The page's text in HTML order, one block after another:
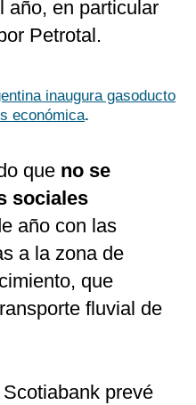
año, en particular
Petrotal.
inaugura gasoducto
económica.
que no se
sociales
año con las
a la zona de
que
fluvial de
prevé